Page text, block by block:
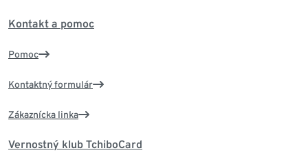
Kontakt a pomoc
Pomoc
Kontaktný formulár
Zákaznícka linka
Vernostný klub TchiboCard